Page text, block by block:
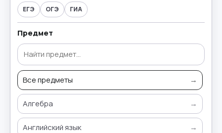
ЕГЭ ОГЭ ГИА
Предмет
Все предметы →
Алгебра →
Английский язык →